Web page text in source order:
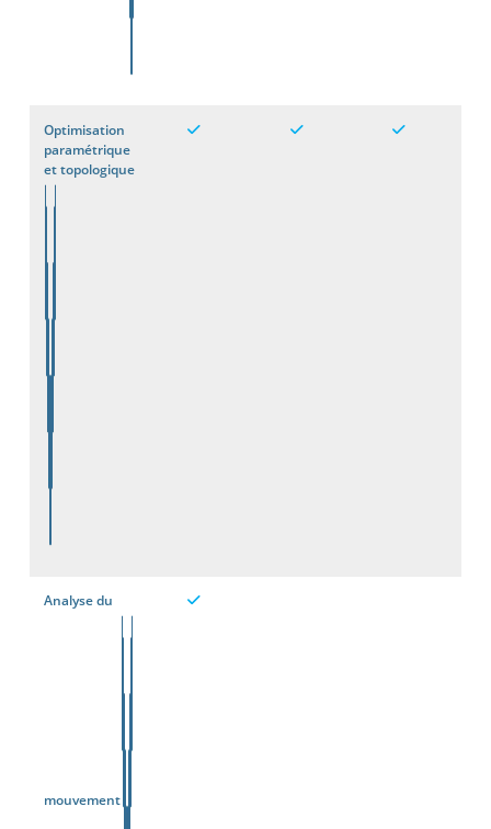
Optimisation
paramétrique
et topologique
Analyse du
mouvement